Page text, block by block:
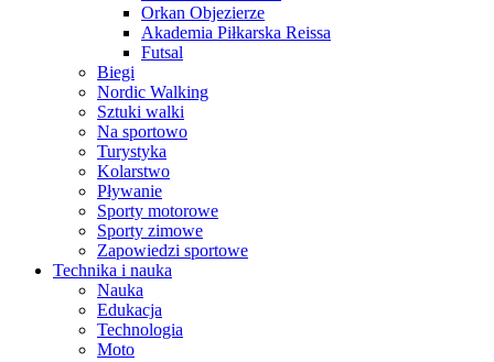
Orkan Objezierze
Akademia Piłkarska Reissa
Futsal
Biegi
Nordic Walking
Sztuki walki
Na sportowo
Turystyka
Kolarstwo
Pływanie
Sporty motorowe
Sporty zimowe
Zapowiedzi sportowe
Technika i nauka
Nauka
Edukacja
Technologia
Moto